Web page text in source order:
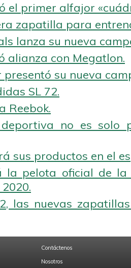
el primer alfajor
zapatilla para
lanza su nueva
alianza con Megatlon.
presentó su nueva
SL 72.
Reebok.
no es solo
sus productos en el
la pelota oficial de
las nuevas
Contáctenos
Nosotros